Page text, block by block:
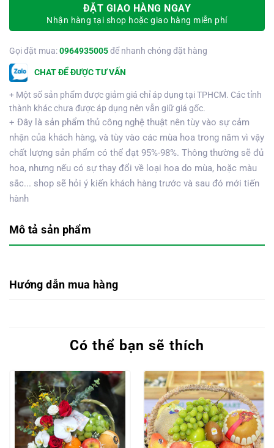
ĐẶT GIAO HÀNG NGAY
Nhận hàng tại shop hoặc giao hàng miễn phí
Gọi đặt mua:0964935005để nhanh chóng đặt hàng
CHAT ĐỂ ĐƯỢC TƯ VẤN
+ Một số sản phẩm được giảm giá chỉ áp dụng tại TPHCM. Các tỉnh
thành khác chưa được áp dụng nên vẫn giữ giá gốc.
+ Đây là sản phẩm thủ công nghệ thuật nên tùy vào sự cảm
nhận của khách hàng, và tùy vào các mùa hoa trong năm vì vậy
chất lượng sản phẩm có thể đạt 95%-98%. Thông thường sẽ đủ
hoa, nhưng nếu có sự thay đổi về loại hoa do mùa, hoặc màu
sắc... shop sẽ hỏi ý kiến khách hàng trước và sau đó mới tiến
hành
Mô tả sản phẩm
Hướng dẫn mua hàng
Có thể bạn sẽ thích